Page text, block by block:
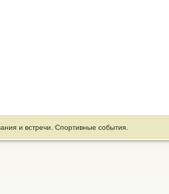
и встречи. Спортивные события.